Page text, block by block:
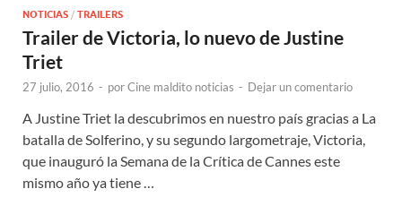
NOTICIAS / TRAILERS
Trailer de Victoria, lo nuevo de Justine
Triet
27 julio, 2016 - porCine maldito noticias - Dejar un comentario
A Justine Triet la descubrimos en nuestro país gracias a La
batalla de Solferino, y su segundo largometraje, Victoria,
que inauguró la Semana de la Crítica de Cannes este
mismo año ya tiene …